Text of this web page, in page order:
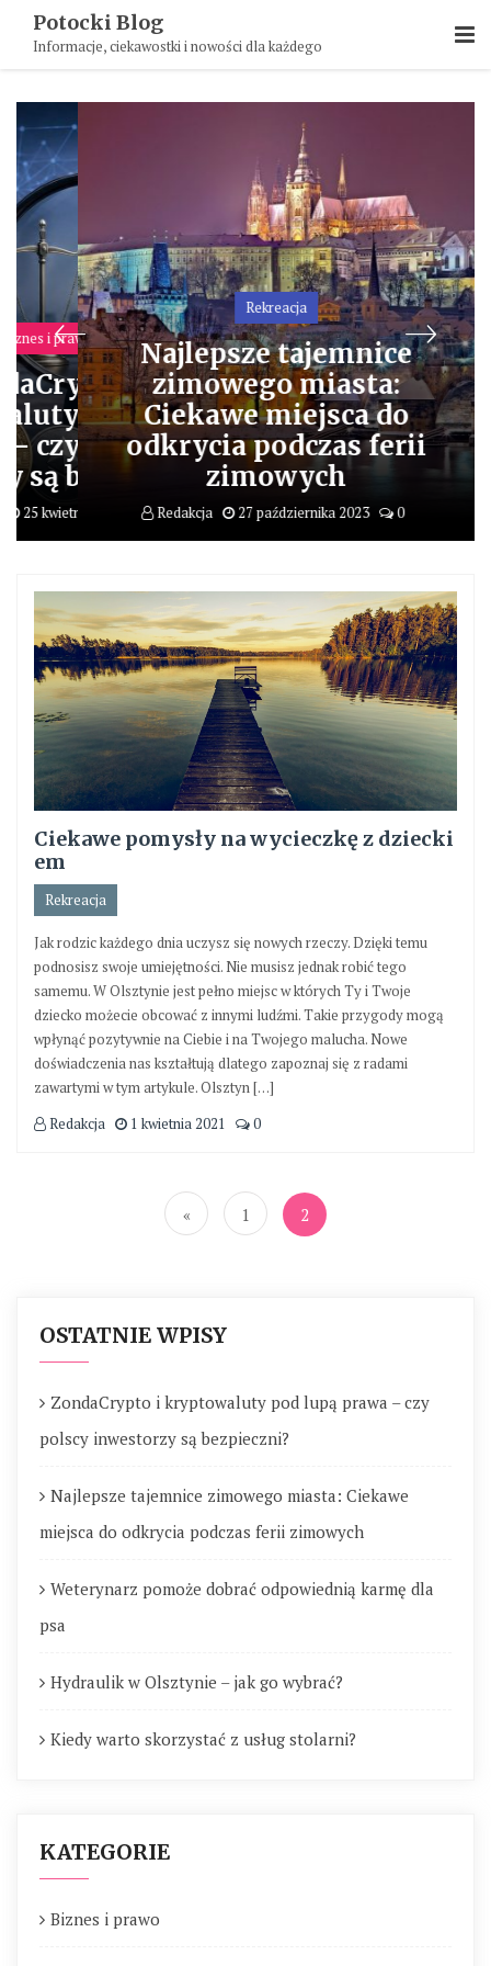
Content
Potocki Blog
Informacje, ciekawostki i nowości dla każdego
i prawo
i
pod lupą
czy polscy
są bezpieczni?
25 kwietnia 2026 0
Rekreacja
Najlepsze tajemnice
zimowego miasta:
Ciekawe miejsca do
odkrycia podczas ferii
zimowych
Redakcja 27 października 2023 0
Dla
dobrać
Redakcja
Ciekawe pomysły na wycieczkę z dziecki
em
Rekreacja
Jak rodzic każdego dnia uczysz się nowych rzeczy. Dzięki temu
podnosisz swoje umiejętności. Nie musisz jednak robić tego
samemu. W Olsztynie jest pełno miejsc w których Ty i Twoje
dziecko możecie obcować z innymi ludźmi. Takie przygody mogą
wpłynąć pozytywnie na Ciebie i na Twojego malucha. Nowe
doświadczenia nas kształtują dlatego zapoznaj się z radami
zawartymi w tym artykule. Olsztyn […]
Redakcja
1 kwietnia 2021 0
wpisów
« 1 2
OSTATNIE WPISY
ZondaCrypto i kryptowaluty pod lupą prawa – czy
polscy inwestorzy są bezpieczni?
Najlepsze tajemnice zimowego miasta: Ciekawe
miejsca do odkrycia podczas ferii zimowych
Weterynarz pomoże dobrać odpowiednią karmę dla
psa
Hydraulik w Olsztynie – jak go wybrać?
Kiedy warto skorzystać z usług stolarni?
KATEGORIE
Biznes i prawo